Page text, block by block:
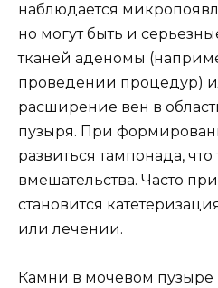
наблюдается
но могут быть и
тканей аденомы
проведении процедур)
расширение вен в
пузыря. При
развиться тампонада, что
вмешательства. Часто
становится
или лечении.
Камни в мочевом пузыре